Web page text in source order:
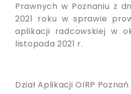
Prawnych w Poznaniu z
2021 roku w sprawie
aplikacji radcowskiej w
listopada 2021 r.
Dział Aplikacji OIRP Poznań